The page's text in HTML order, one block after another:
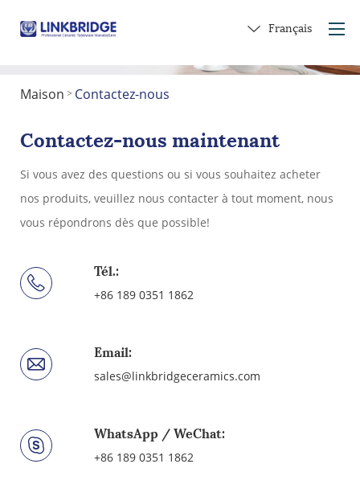
Maison
Service
Français
Maison > Contactez-nous
Contactez-nous maintenant
Si vous avez des questions ou si vous souhaitez acheter
nos produits, veuillez nous contacter à tout moment, nous
vous répondrons dès que possible!
Tél.:
+86 189 0351 1862
Email:
sales@linkbridgeceramics.com
WhatsApp / WeChat:
+86 189 0351 1862